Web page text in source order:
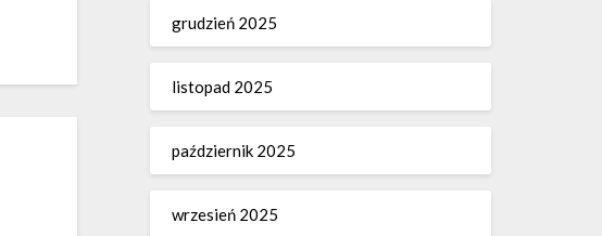
grudzień 2025
listopad 2025
październik 2025
wrzesień 2025